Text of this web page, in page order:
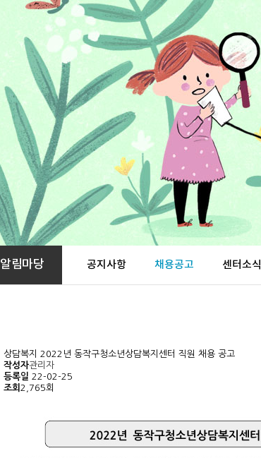
알림마당 공지사항 채용공고 센터소식
상담복지
2022년 동작구청소년상담복지센터 직원 채용 공고
작성자관리자
등록일 22-02-25
조회 2,765회